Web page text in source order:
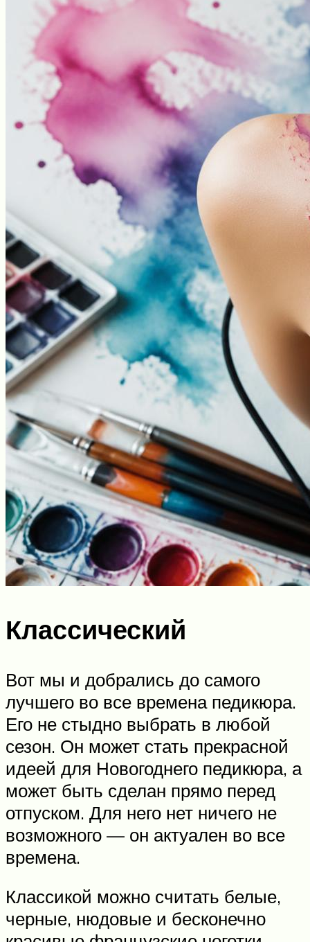
Классический
Вот мы и добрались до самого
лучшего во все времена педикюра.
Его не стыдно выбрать в любой
сезон. Он может стать прекрасной
идеей для Новогоднего педикюра, а
может быть сделан прямо перед
отпуском. Для него нет ничего не
возможного — он актуален во все
времена.
Классикой можно считать белые,
черные, нюдовые и бесконечно